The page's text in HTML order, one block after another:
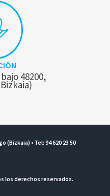
48200,
(Bizkaia) • Tel: 94 620 23 50
los derechos reservados.